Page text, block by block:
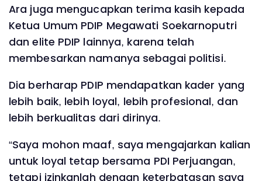
Ara juga mengucapkan terima kasih kepada
Ketua Umum PDIP Megawati Soekarnoputri
dan elite PDIP lainnya, karena telah
membesarkan namanya sebagai politisi.
Dia berharap PDIP mendapatkan kader yang
lebih baik, lebih loyal, lebih profesional, dan
lebih berkualitas dari dirinya.
“Saya mohon maaf, saya mengajarkan kalian
untuk loyal tetap bersama PDI Perjuangan,
tetapi izinkanlah dengan keterbatasan saya